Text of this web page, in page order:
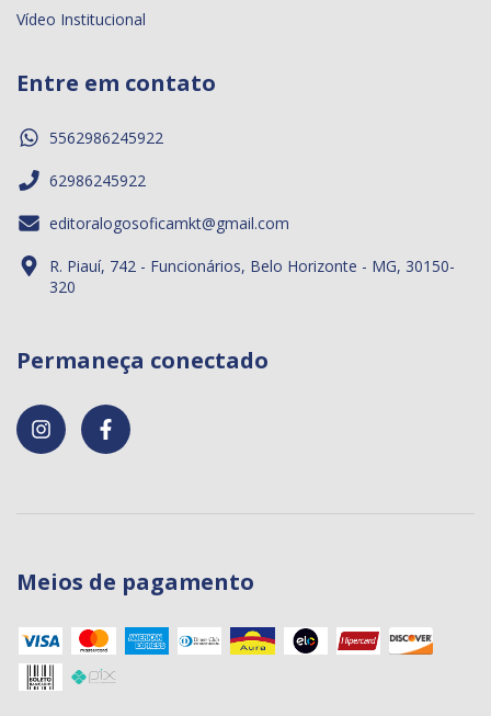
Vídeo Institucional
Entre em contato
5562986245922
62986245922
editoralogosoficamkt@gmail.com
R. Piauí, 742 - Funcionários, Belo Horizonte - MG, 30150-
320
Permaneça conectado
Meios de pagamento